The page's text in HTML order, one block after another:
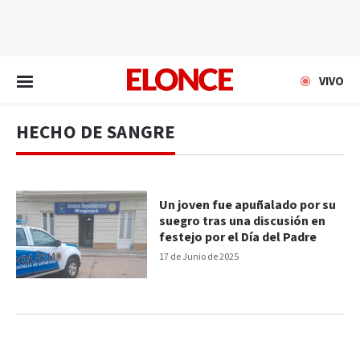
VIVO
HECHO DE SANGRE
17 de Junio de 2025
Un joven fue apuñalado por su
suegro tras una discusión en
festejo por el Día del Padre